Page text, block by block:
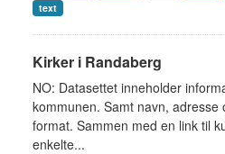
text
Kirker i Randaberg
NO: Datasettet inneholder
kommunen. Samt navn, adresse
format. Sammen med en link til
enkelte...